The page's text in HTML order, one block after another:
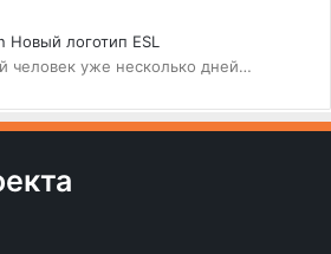
Новый логотип ESL
человек уже несколько дней…